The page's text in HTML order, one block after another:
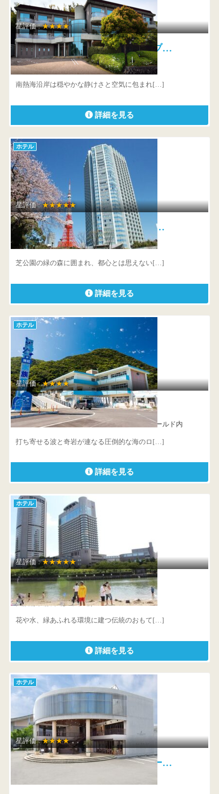
星評価 :★★★★
オーベルジュ フォンテーヌ・ブ…
静岡県 熱海市下多賀1484-5
南熱海沿岸は穏やかな静けさと空気に包まれ[…]
詳細を見る
ホテル
星評価 :★★★★★
ザ・プリンス パークタワー東京…
東京都 港区芝公園4-8-1
芝公園の緑の森に囲まれ、都心とは思えない[…]
詳細を見る
ホテル
星評価 :★★★★
ウトコ オーベルジュ＆スパ
高知県 室戸市室戸岬町6969-1 ディープシーワールド内
打ち寄せる波と奇岩が連なる圧倒的な海のロ[…]
詳細を見る
ホテル
星評価 :★★★★★
帝国ホテル 大阪
大阪府 大阪市北区天満橋1-8-50
花や水、緑あふれる環境に建つ伝統のおもて[…]
詳細を見る
ホテル
星評価 :★★★★
ヴィラテラス大村ホテル＆リゾー…